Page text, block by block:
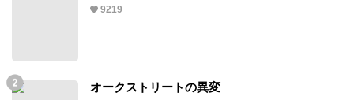
9219
オークストリートの異変